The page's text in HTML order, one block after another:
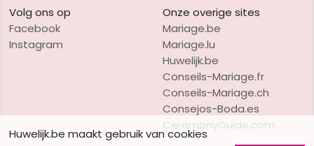
Volg ons op
Facebook
Instagram
Onze overige sites
Mariage.be
Mariage.lu
Huwelijk.be
Conseils-Mariage.fr
Conseils-Mariage.ch
Consejos-Boda.es
CeremonyGuide.com
Huwelijk.be maakt gebruik van cookies